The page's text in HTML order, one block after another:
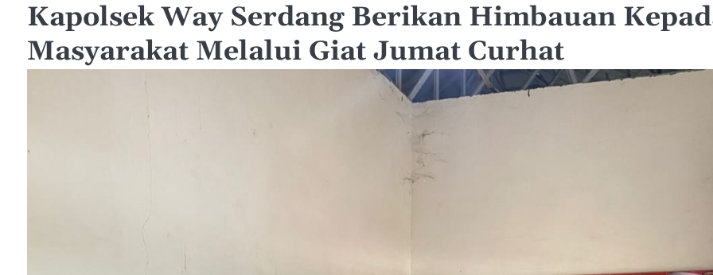
Kapolsek Way Serdang Berikan Himbauan
Masyarakat Melalui Giat Jumat Curhat